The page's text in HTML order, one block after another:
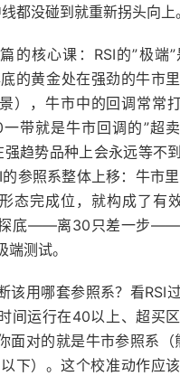
都没碰到就重新拐头向上。
的核心课：RSI的”极端
的黄金处在强劲的牛市
），牛市中的回调常常
带就是牛市回调的”超卖
强趋势品种上会永远等不
的参照系整体上移：牛市
态完成位，就构成了有
底——离30只差一步——
测试。
该用哪套参照系？看RSI
间运行在40以上、超买
面对的就是牛市参照系（
下）。这个校准动作应该